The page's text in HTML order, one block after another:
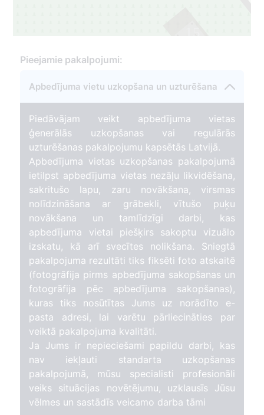
15
1
Pieejamie pakalpojumi:
Apbedījuma vietu uzkopšana un uzturēšana
Piedāvājam veikt apbedījuma vietas
ģenerālās uzkopšanas vai regulārās
uzturēšanas pakalpojumu kapsētās Latvijā.
Apbedījuma vietas uzkopšanas pakalpojumā
ietilpst apbedījuma vietas nezāļu likvidēšana,
sakritušo lapu, zaru novākšana, virsmas
nolīdzināšana ar grābekli, vītušo puķu
novākšana un tamlīdzīgi darbi, kas
apbedījuma vietai piešķirs sakoptu vizuālo
izskatu, kā arī svecītes nolikšana. Sniegtā
pakalpojuma rezultāti tiks fiksēti foto atskaitē
(fotogrāfija pirms apbedījuma sakopšanas un
fotogrāfija pēc apbedījuma sakopšanas),
kuras tiks nosūtītas Jums uz norādīto e-
pasta adresi, lai varētu pārliecināties par
veiktā pakalpojuma kvalitāti.
Ja Jums ir nepieciešami papildu darbi, kas
nav iekļauti standarta uzkopšanas
pakalpojumā, mūsu specialisti profesionāli
veiks situācijas novētējumu, uzklausīs Jūsu
vēlmes un sastādīs veicamo darba tāmi